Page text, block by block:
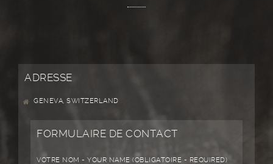
ADRESSE
GENEVA, SWITZERLAND
FORMULAIRE DE CONTACT
VOTRE NOM - YOUR NAME (OBLIGATOIRE - REQUIRED)